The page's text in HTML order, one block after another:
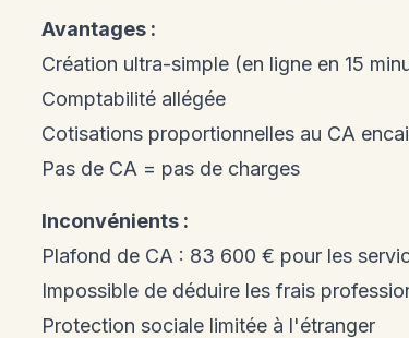
Avantages :
Création ultra-simple (en ligne en 15
Comptabilité allégée
Cotisations proportionnelles au CA
Pas de CA = pas de charges
Inconvénients :
Plafond de CA : 83 600 € pour les
Impossible de déduire les frais
Protection sociale limitée à l'étranger